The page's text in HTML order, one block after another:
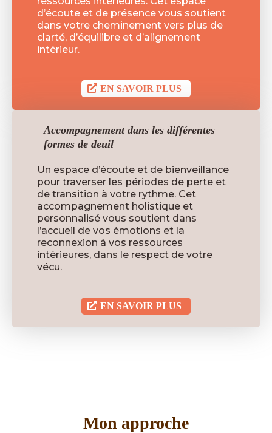
d’écoute et de présence vous soutient
dans votre cheminement vers plus de
clarté, d’équilibre et d’alignement
intérieur.
EN SAVOIR PLUS
Accompagnement dans les différentes
formes de deuil
Un espace d’écoute et de bienveillance
pour traverser les périodes de perte et
de transition à votre rythme. Cet
accompagnement holistique et
personnalisé vous soutient dans
l’accueil de vos émotions et la
reconnexion à vos ressources
intérieures, dans le respect de votre
vécu.
EN SAVOIR PLUS
Mon approche